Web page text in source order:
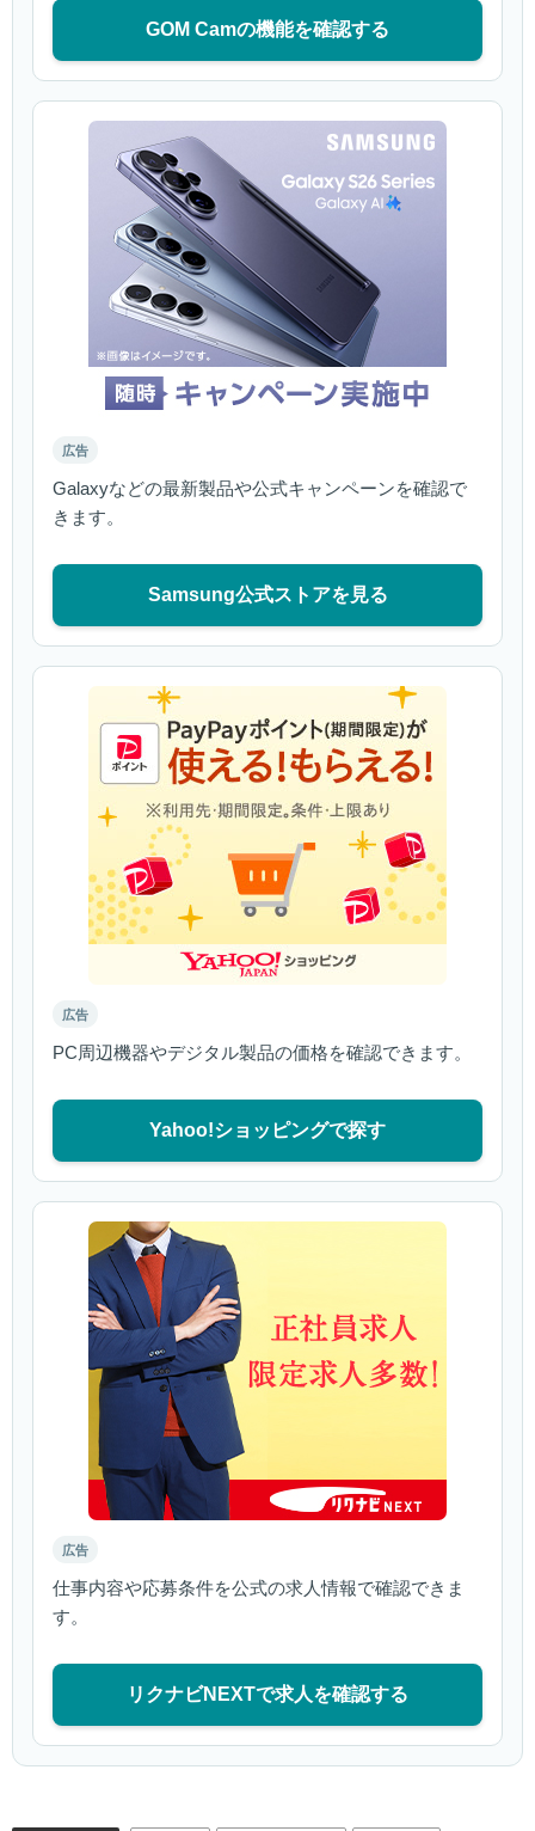
GOM Camの機能を確認する
広告
Galaxyなどの最新製品や公式キャンペーンを確認で
きます。
Samsung公式ストアを見る
広告
PC周辺機器やデジタル製品の価格を確認できます。
Yahoo!ショッピングで探す
広告
仕事内容や応募条件を公式の求人情報で確認できま
す。
リクナビNEXTで求人を確認する